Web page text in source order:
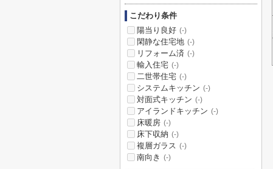
こだわり条件
陽当り良好 (-)
閑静な住宅地 (-)
リフォーム済 (-)
輸入住宅 (-)
二世帯住宅 (-)
システムキッチン (-)
対面式キッチン (-)
アイランドキッチン (-)
床暖房 (-)
床下収納 (-)
複層ガラス (-)
南向き (-)